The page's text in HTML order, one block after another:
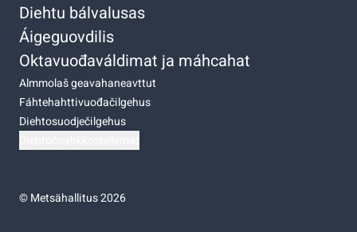
Diehtu bálvalusas
Áigeguovdilis
Oktavuođaváldimat ja máhcahat
Almmolaš geavahaneavttut
Fáhtehahttivuođačilgehus
Diehtosuodječilgehus
©Metsähallitus 2026